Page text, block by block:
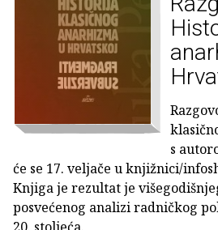
s
će se 17. veljače u knjižnici/
Knjiga je rezultat je
posvećenog analizi radničkog